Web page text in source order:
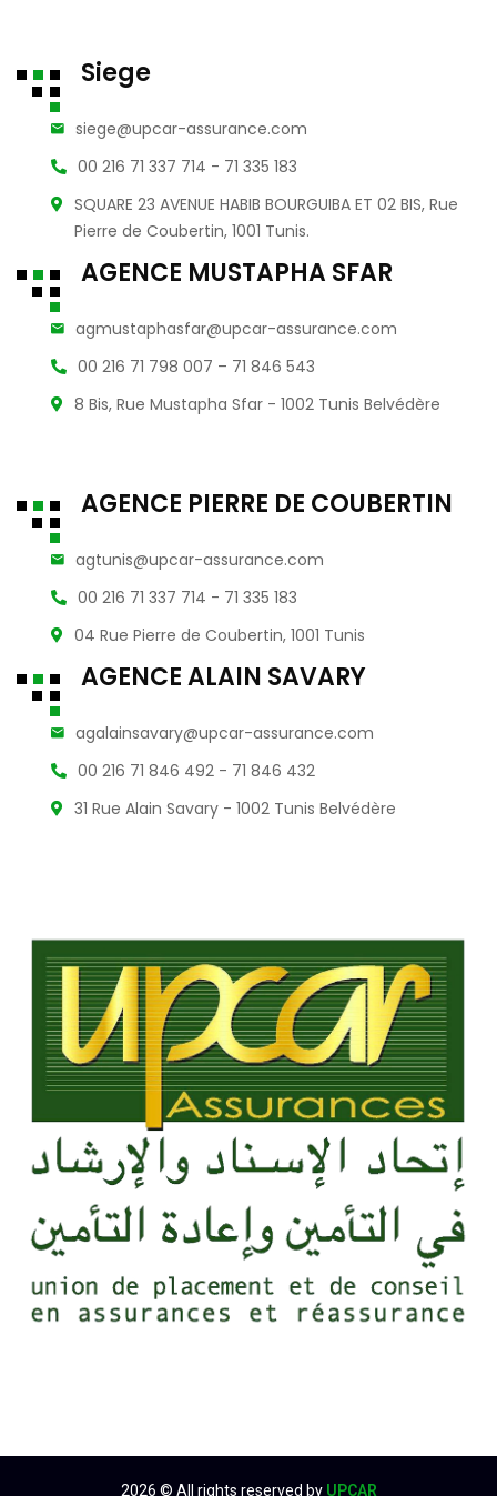
Siege
siege@upcar-assurance.com
00 216 71 337 714 - 71 335 183
SQUARE 23 AVENUE HABIB BOURGUIBA ET 02 BIS, Rue
Pierre de Coubertin, 1001 Tunis.
AGENCE MUSTAPHA SFAR
agmustaphasfar@upcar-assurance.com
00 216 71 798 007 – 71 846 543
8 Bis, Rue Mustapha Sfar - 1002 Tunis Belvédère
AGENCE PIERRE DE COUBERTIN
agtunis@upcar-assurance.com
00 216 71 337 714 - 71 335 183
04 Rue Pierre de Coubertin, 1001 Tunis
AGENCE ALAIN SAVARY
agalainsavary@upcar-assurance.com
00 216 71 846 492 - 71 846 432
31 Rue Alain Savary - 1002 Tunis Belvédère
2026 © All rights reserved by UPCAR